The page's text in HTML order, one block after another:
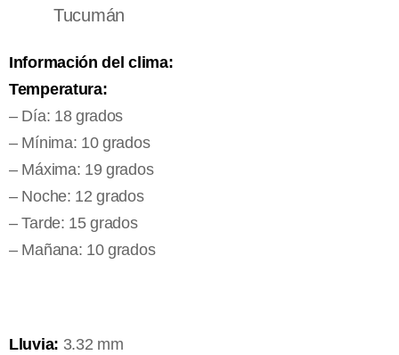
Tucumán
Información del clima:
Temperatura:
– Día: 18 grados
– Mínima: 10 grados
– Máxima: 19 grados
– Noche: 12 grados
– Tarde: 15 grados
– Mañana: 10 grados
Lluvia: 3.32 mm